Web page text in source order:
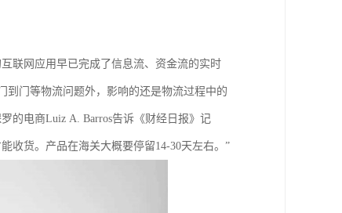
联网应用早已完成了信息流、资金流的实时
到门等物流问题外，影响的还是物流过程中的
的电商Luiz A. Barros告诉《财经日报》记
收货。产品在海关大概要停留14-30天左右。”